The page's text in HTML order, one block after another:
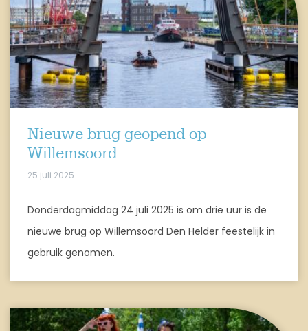
Nieuwe brug geopend op
Willemsoord
25 juli 2025
Donderdagmiddag 24 juli 2025 is om drie uur is de
nieuwe brug op Willemsoord Den Helder feestelijk in
gebruik genomen.